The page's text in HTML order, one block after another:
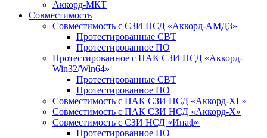
Аккорд-МКТ
Совместимость
Совместимость с СЗИ НСД «Аккорд-АМДЗ»
Протестированные СВТ
Протестированное ПО
Протестированное с ПАК СЗИ НСД «Аккорд-
Win32/Win64»
Протестированные СВТ
Протестированное ПО
Совместимость с ПАК СЗИ НСД «Аккорд-ХL»
Совместимость с ПАК СЗИ НСД «Аккорд-Х»
Совместимость с СЗИ НСД «Инаф»
Протестированное ПО